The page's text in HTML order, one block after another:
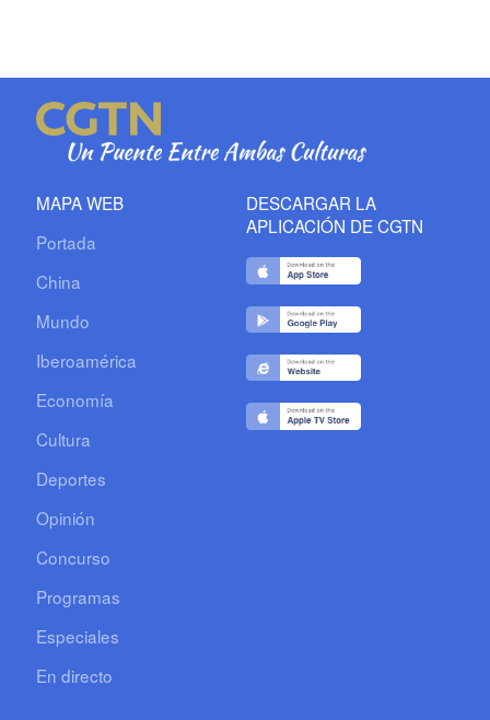
MAPA WEB
Portada
China
Mundo
Iberoamérica
Economía
Cultura
Deportes
Opinión
Concurso
Programas
Especiales
En directo
DESCARGAR LA
APLICACIÓN DE CGTN